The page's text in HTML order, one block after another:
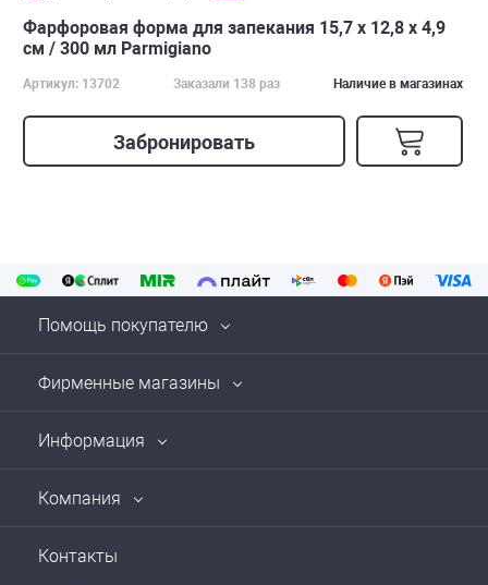
Фарфоровая форма для запекания 15,7 х 12,8 х 4,9
см / 300 мл Parmigiano
Артикул: 13702 Заказали 138 раз Наличие в магазинах
Забронировать
Помощь покупателю
Фирменные магазины
Информация
Компания
Контакты